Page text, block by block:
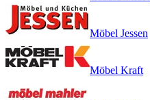
Möbel Jessen
Möbel Kraft